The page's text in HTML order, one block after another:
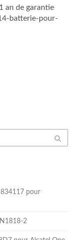
an de garantie
batterie-pour-
pour
2